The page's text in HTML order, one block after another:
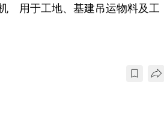
用于工地、基建吊运物料及工